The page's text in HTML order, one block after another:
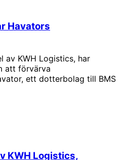
Havators
av KWH Logistics, har
att förvärva
ett dotterbolag till BMS
KWH Logistics,